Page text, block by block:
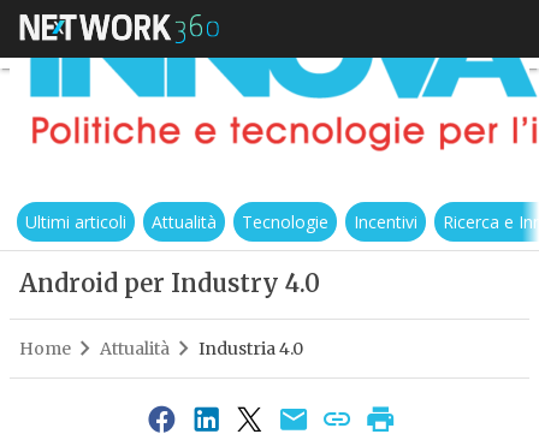
Ultimi articoli Attualità Tecnologie Incentivi Ricerca e
Android per Industry 4.0
Home Attualità Industria 4.0